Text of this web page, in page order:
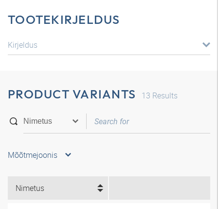
TOOTEKIRJELDUS
Kirjeldus
PRODUCT VARIANTS 13 Results
Mõõtmejoonis
Nimetus